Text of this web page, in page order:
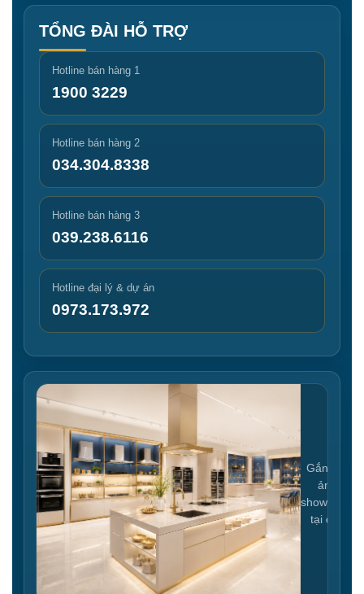
TỔNG ĐÀI HỖ TRỢ
Hotline bán hàng 1
1900 3229
Hotline bán hàng 2
034.304.8338
Hotline bán hàng 3
039.238.6116
Hotline đại lý & dự án
0973.173.972
Gắn link
ảnh
showroom
tại đây